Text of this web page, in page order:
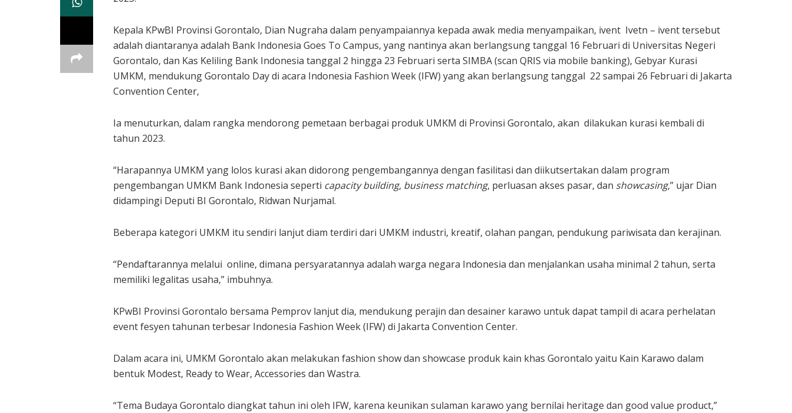
Kepala KPwBI Provinsi Gorontalo, Dian Nugraha dalam penyampaiannya kepada awak media menyampaikan, ivent Ivetn – ivent tersebut
adalah diantaranya adalah Bank Indonesia Goes To Campus, yang nantinya akan berlangsung tanggal 16 Februari di Universitas Negeri
Gorontalo, dan Kas Keliling Bank Indonesia tanggal 2 hingga 23 Februari serta SIMBA (scan QRIS via mobile banking), Gebyar Kurasi
UMKM, mendukung Gorontalo Day di acara Indonesia Fashion Week (IFW) yang akan berlangsung tanggal 22 sampai 26 Februari di Jakarta
Convention Center,
Ia menuturkan, dalam rangka mendorong pemetaan berbagai produk UMKM di Provinsi Gorontalo, akan dilakukan kurasi kembali di
tahun 2023.
“Harapannya UMKM yang lolos kurasi akan didorong pengembangannya dengan fasilitasi dan diikutsertakan dalam program
pengembangan UMKM Bank Indonesia seperti capacity building, business matching, perluasan akses pasar, dan showcasing,” ujar Dian
didampingi Deputi BI Gorontalo, Ridwan Nurjamal.
Beberapa kategori UMKM itu sendiri lanjut diam terdiri dari UMKM industri, kreatif, olahan pangan, pendukung pariwisata dan kerajinan.
“Pendaftarannya melalui online, dimana persyaratannya adalah warga negara Indonesia dan menjalankan usaha minimal 2 tahun, serta
memiliki legalitas usaha,” imbuhnya.
KPwBI Provinsi Gorontalo bersama Pemprov lanjut dia, mendukung perajin dan desainer karawo untuk dapat tampil di acara perhelatan
event fesyen tahunan terbesar Indonesia Fashion Week (IFW) di Jakarta Convention Center.
Dalam acara ini, UMKM Gorontalo akan melakukan fashion show dan showcase produk kain khas Gorontalo yaitu Kain Karawo dalam
bentuk Modest, Ready to Wear, Accessories dan Wastra.
“Tema Budaya Gorontalo diangkat tahun ini oleh IFW, karena keunikan sulaman karawo yang bernilai heritage dan good value product,”